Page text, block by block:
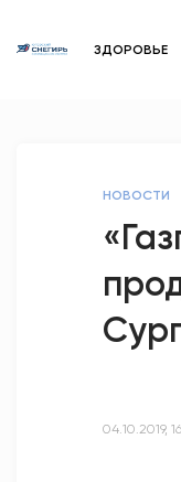
ЗДОРОВЬЕ
НОВОСТИ
04.10.2019,